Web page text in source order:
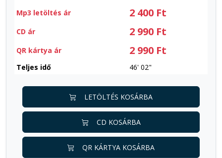
Mp3 letöltés ár
2 400 Ft
CD ár 2 990 Ft
QR kártya ár 2 990 Ft
Teljes idő 46' 02"
LETÖLTÉS KOSÁRBA
CD KOSÁRBA
QR KÁRTYA KOSÁRBA